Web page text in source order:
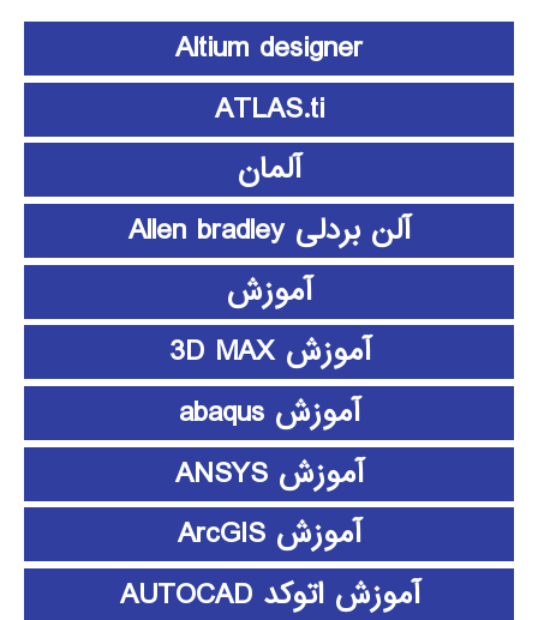
Altium designer
ATLAS.ti
آلمان
آلن بردلی Allen bradley
آموزش
آموزش 3D MAX
آموزش abaqus
آموزش ANSYS
آموزش ArcGIS
آموزش اتوکد AUTOCAD